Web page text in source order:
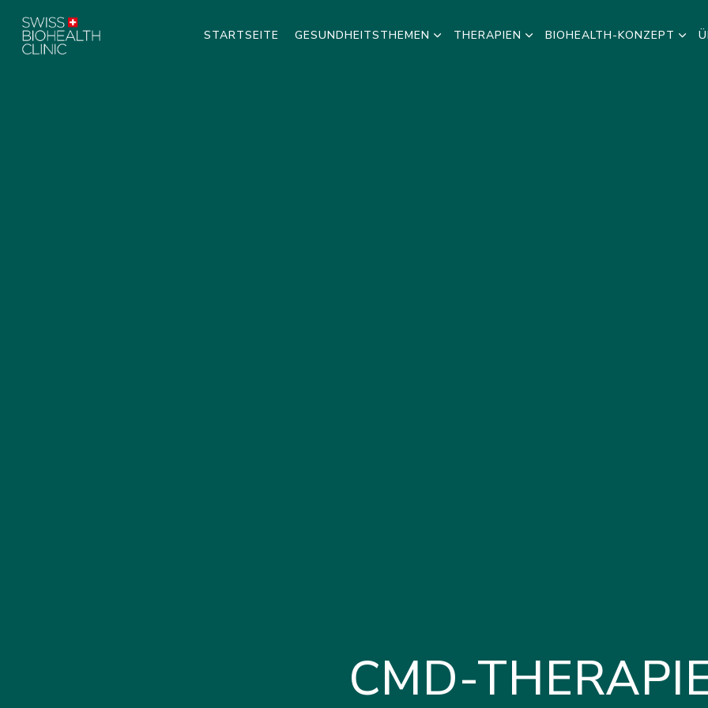
STARTSEITE GESUNDHEITSTHEMEN THERAPIEN BIOHEALTH-KONZEPT
CMD-